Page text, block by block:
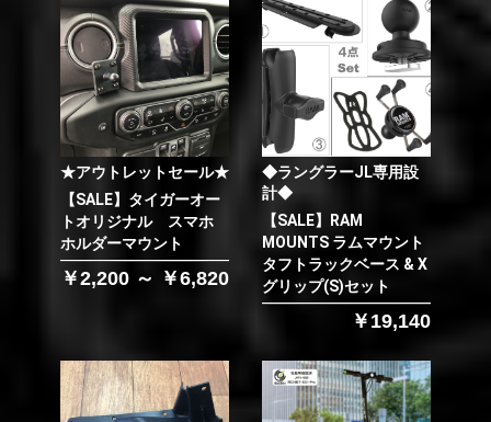
★アウトレットセール★
【SALE】タイガーオー
トオリジナル スマホ
ホルダーマウント
￥2,200 ～ ￥6,820
◆ラングラーJL専用設
計◆
【SALE】RAM
MOUNTS ラムマウント
タフトラックベース & X
グリップ(S)セット
￥19,140